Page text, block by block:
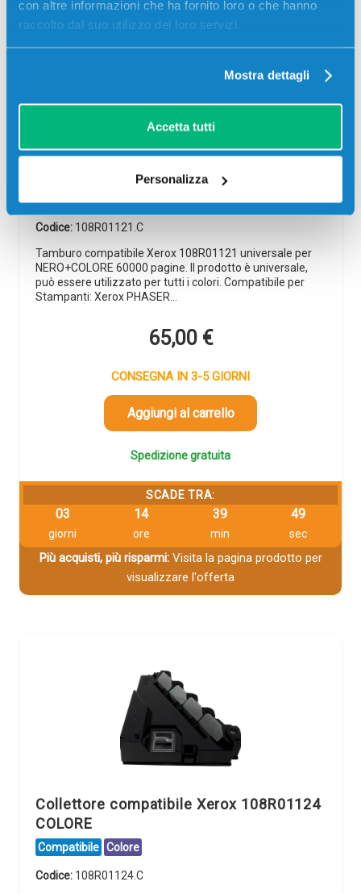
con altre informazioni che ha fornito loro o che hanno
raccolto dal suo utilizzo dei loro servizi.
Mostra dettagli
Accetta tutti
Personalizza
Tamburo compatibile Xerox 108R01121
universale per NERO+COLORE
Codice: 108R01121.C
Tamburo compatibile Xerox 108R01121 universale per
NERO+COLORE 60000 pagine. Il prodotto è universale,
può essere utilizzato per tutti i colori. Compatibile per
Stampanti: Xerox PHASER…
65,00 €
CONSEGNA IN 3-5 GIORNI
Aggiungi al carrello
Spedizione gratuita
SCADE TRA:
03
giorni
14
ore
39
min
48
sec
Più acquisti, più risparmi:Visita la pagina prodotto per
visualizzare l'offerta
Collettore compatibile Xerox 108R01124
COLORE
Compatibile Colore
Codice: 108R01124.C